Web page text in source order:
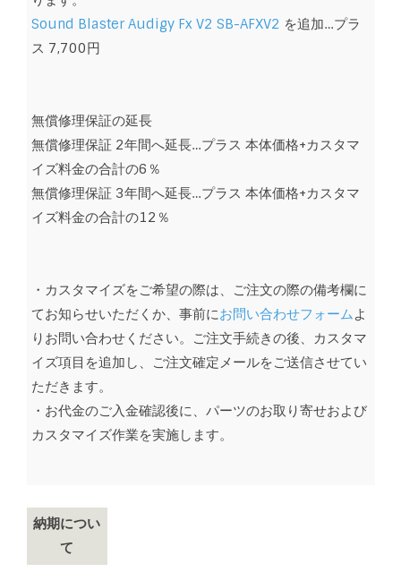
Sound Blaster Audigy Fx V2 SB-AFXV2 を追加…プラ
ス 7,700円
無償修理保証の延長
無償修理保証 2年間へ延長…プラス 本体価格+カスタマ
イズ料金の合計の6％
無償修理保証 3年間へ延長…プラス 本体価格+カスタマ
イズ料金の合計の12％
・カスタマイズをご希望の際は、ご注文の際の備考欄に
てお知らせいただくか、事前にお問い合わせフォームよ
りお問い合わせください。ご注文手続きの後、カスタマ
イズ項目を追加し、ご注文確定メールをご送信させてい
ただきます。
・お代金のご入金確認後に、パーツのお取り寄せおよび
カスタマイズ作業を実施します。
納期につい
て